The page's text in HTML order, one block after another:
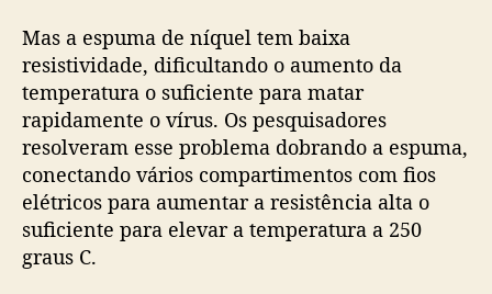
Mas a espuma de níquel tem baixa
resistividade, dificultando o aumento da
temperatura o suficiente para matar
rapidamente o vírus. Os pesquisadores
resolveram esse problema dobrando a espuma,
conectando vários compartimentos com fios
elétricos para aumentar a resistência alta o
suficiente para elevar a temperatura a 250
graus C.